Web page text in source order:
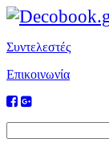
Συντελεστές
Επικοινωνία